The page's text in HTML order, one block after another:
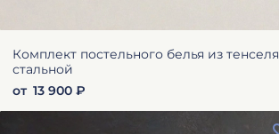
Комплект постельного белья из тенселя
стальной
от 13 900 ₽